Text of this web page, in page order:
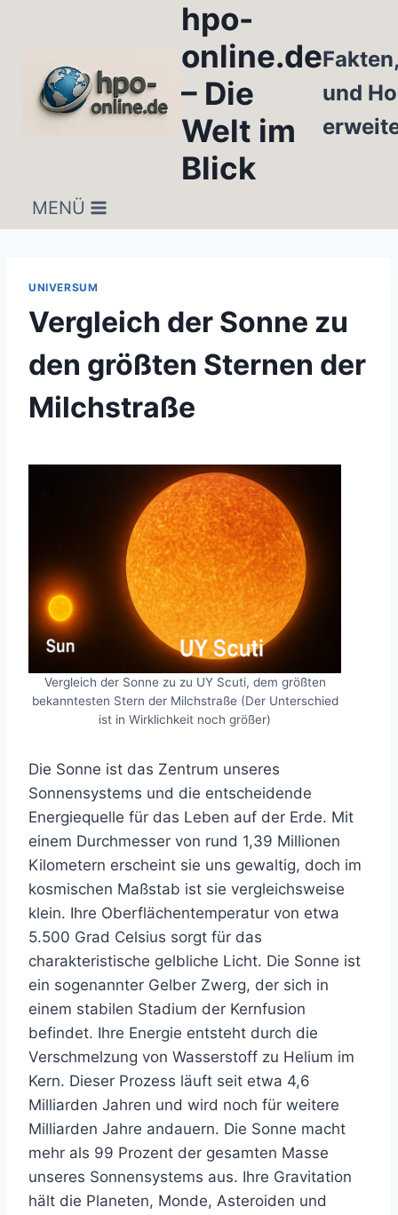
hpo-
online.de
– Die
Welt im
Blick
und
MENÜ
UNIVERSUM
Vergleich der Sonne zu
den größten Sternen der
Milchstraße
Vergleich der Sonne zu zu UY Scuti, dem größten
bekanntesten Stern der Milchstraße (Der Unterschied
ist in Wirklichkeit noch größer)
Die Sonne ist das Zentrum unseres
Sonnensystems und die entscheidende
Energiequelle für das Leben auf der Erde. Mit
einem Durchmesser von rund 1,39 Millionen
Kilometern erscheint sie uns gewaltig, doch im
kosmischen Maßstab ist sie vergleichsweise
klein. Ihre Oberflächentemperatur von etwa
5.500 Grad Celsius sorgt für das
charakteristische gelbliche Licht. Die Sonne ist
ein sogenannter Gelber Zwerg, der sich in
einem stabilen Stadium der Kernfusion
befindet. Ihre Energie entsteht durch die
Verschmelzung von Wasserstoff zu Helium im
Kern. Dieser Prozess läuft seit etwa 4,6
Milliarden Jahren und wird noch für weitere
Milliarden Jahre andauern. Die Sonne macht
mehr als 99 Prozent der gesamten Masse
unseres Sonnensystems aus. Ihre Gravitation
hält die Planeten, Monde, Asteroiden und